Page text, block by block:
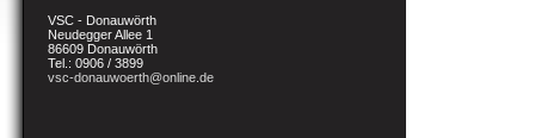
VSC - Donauwörth
Neudegger Allee 1
86609 Donauwörth
Tel.: 0906 / 3899
vsc-donauwoerth@online.de